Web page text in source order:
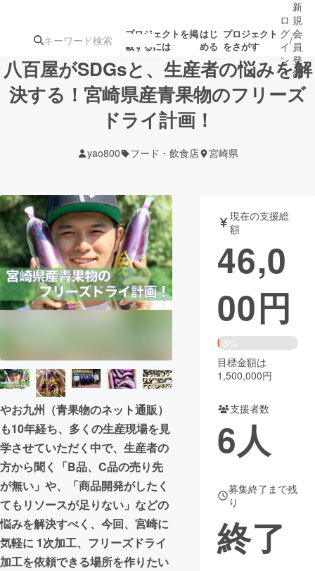
プロジェクトを掲
載するには
はじ
める
プロジェクト
をさがす
注目の新着プロ募集終了が近いプ
テクノロジー・ガジェット
映像・映画 書籍・雑誌
ビジネス・起業 チャレンジ
CAMPFIRE for Social Good CAMPFIRE Creation
CAMPFIREふるさと納税
コミュニティ
ロ
グ
イ
ン
/
新
規
会
員
登
録
八百屋がSDGsと、生産者の悩みを解
決する！宮崎県産青果物のフリーズ
ドライ計画！
yao800 フード・飲食店 宮崎県
やお九州（青果物のネット通販）
も10年経ち、多くの生産現場を見
学させていただく中で、生産者の
方から聞く「B品、C品の売り先
が無い」や、「商品開発がしたく
てもリソースが足りない」などの
悩みを解決すべく、今回、宮崎に
気軽に 1次加工、フリーズドライ
加工を依頼できる場所を作りたい
現在の支援総
額
46,0
00円
3%
目標金額は
1,500,000円
支援者数
6人
募集終了まで残
り
終了